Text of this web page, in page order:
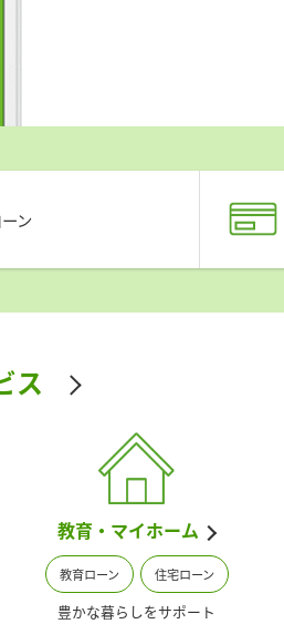
ン
ス
教育・マイホーム
教育ローン 住宅ローン
豊かな暮らしをサポート